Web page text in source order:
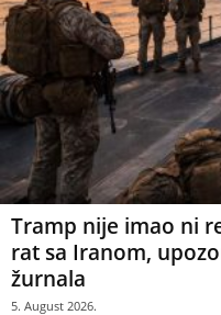
Tramp nije imao ni
rat sa Iranom,
žurnala
5. August 2026.